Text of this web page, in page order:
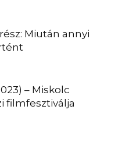
Miután annyi
– Miskolc
filmfesztiválja